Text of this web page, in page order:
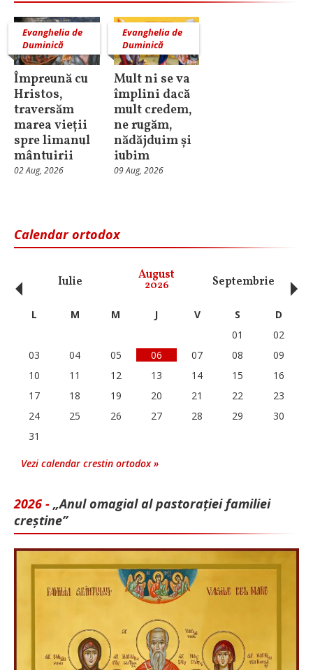
Evanghelia de
Duminică
Împreună cu
Hristos,
traversăm
marea vieții
spre limanul
mântuirii
02 Aug, 2026
Evanghelia de
Duminică
Mult ni se va
împlini dacă
mult credem,
ne rugăm,
nădăjduim și
iubim
09 Aug, 2026
Calendar ortodox
Iulie August
2026 Septembrie
‹ L M M J V S
D
01
02
03
04 05 06 07 08
09
10
11 12 13 14 15
16
17
18 19 20 21 22
23
24
25 26 27 28 29
30
31
Vezi calendar crestin ortodox »
2026 - „Anul omagial al pastorației familiei
creștine”